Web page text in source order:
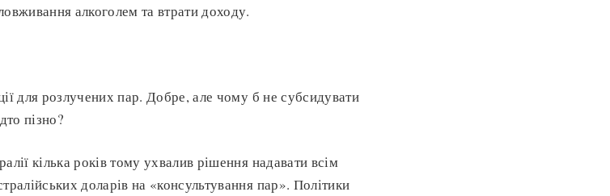
алкоголем та втрати доходу.
для розлучених пар. Добре, але чому б не субсидувати
пізно?
кілька років тому ухвалив рішення надавати всім
доларів на «консультування пар». Політики